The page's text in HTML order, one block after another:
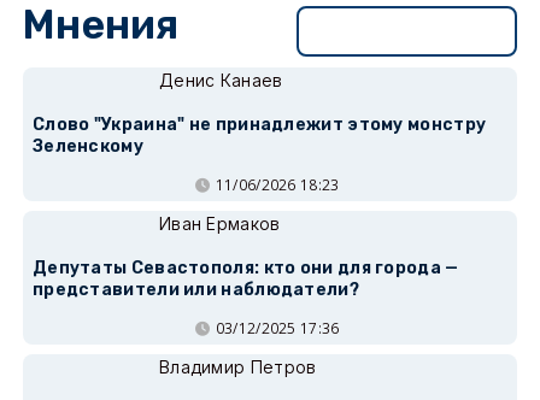
Мнения
Денис Канаев
Слово "Украина" не принадлежит этому монстру
Зеленскому
11/06/2026 18:23
Иван Ермаков
Депутаты Севастополя: кто они для города —
представители или наблюдатели?
03/12/2025 17:36
Владимир Петров